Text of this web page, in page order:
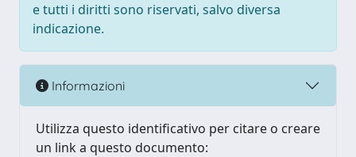
e tutti i diritti sono riservati, salvo diversa
indicazione.
Informazioni
Utilizza questo identificativo per citare o creare
un link a questo documento: